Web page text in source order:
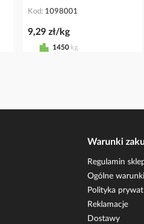
Kod 1098001
9,29 zł/kg
1450 kg
Warunki
Regulamin
Ogólne
Polityka
Reklamacje
Dostawy